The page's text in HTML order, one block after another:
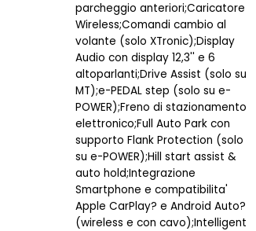
parcheggio anteriori;Caricatore
Wireless;Comandi cambio al
volante (solo XTronic);Display
Audio con display 12,3'' e 6
altoparlanti;Drive Assist (solo su
MT);e-PEDAL step (solo su e-
POWER);Freno di stazionamento
elettronico;Full Auto Park con
supporto Flank Protection (solo
su e-POWER);Hill start assist &
auto hold;Integrazione
Smartphone e compatibilita'
Apple CarPlay? e Android Auto?
(wireless e con cavo);Intelligent